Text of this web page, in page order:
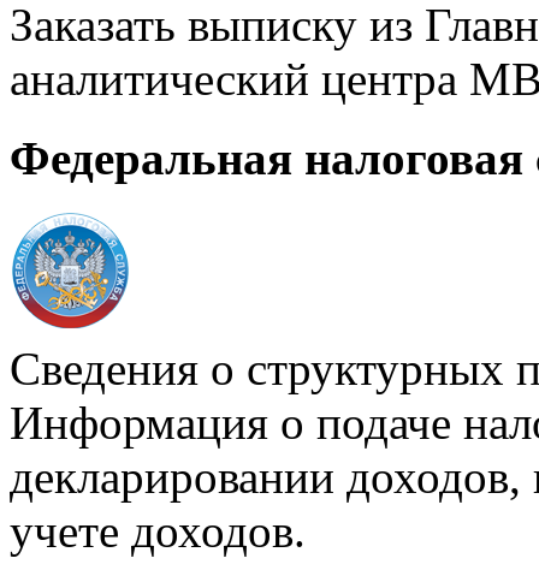
Заказать выписку из
аналитический центра
Федеральная налоговая
Сведения о структурных
Информация о подаче
декларировании доходов,
учете доходов.